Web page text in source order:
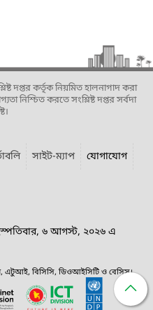
দপ্তর কর্তৃক নিয়মিত হালনাগাদ করা
নিশ্চিত করতে সংশ্লিষ্ট দপ্তর সর্বদা
সাইট-ম্যাপ
যোগাযোগ
৬ আগস্ট, ২০২৬ এ
এটুআই, বিসিসি, ডিওআইসিটি ও বেসিস।